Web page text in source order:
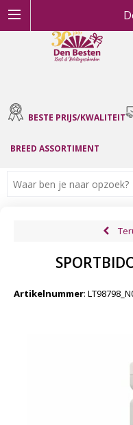
BESTE PRIJS/KWALITEIT
BREED ASSORTIMENT
Artikelnummer: